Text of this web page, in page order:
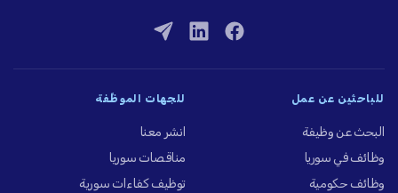
للباحثين عن عمل
البحث عن وظيفة
وظائف في سوريا
وظائف حكومية
للجهات الموظِّفة
انشر معنا
مناقصات سوريا
توظيف كفاءات سورية